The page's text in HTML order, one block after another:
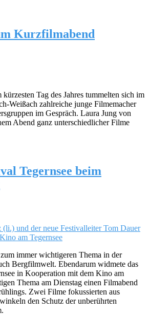
Kurzfilmabend
Tag des Jahres tummelten sich im
Weißach zahlreiche junge Filmemacher
im Gespräch. Laura Jung von
Abend ganz unterschiedlicher Filme
Tegernsee beim
immer wichtigeren Thema in der
Bergfilmwelt. Ebendarum widmete das
in Kooperation mit dem Kino am
Thema am Dienstag einen Filmabend
Zwei Filme fokussierten aus
den Schutz der unberührten